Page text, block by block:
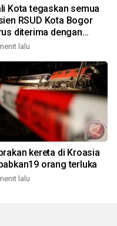
Kota tegaskan semua
RSUD Kota Bogor
diterima dengan
lalu
kereta di Kroasia
orang terluka
lalu